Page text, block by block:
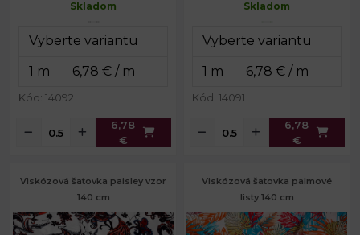
Skladom
Kód: 14092
6,78
€
Skladom
Kód: 14091
6,78
€
Viskózová šatovka paisley vzor
140 cm
Viskózová šatovka palmové
listy 140 cm